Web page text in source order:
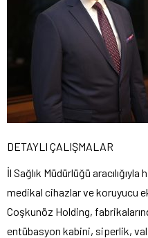
DETAYLI ÇALIŞMALAR
İl Sağlık Müdürlüğü
medikal cihazlar ve koruyucu
Coşkunöz Holding,
entübasyon kabini, siperlik,